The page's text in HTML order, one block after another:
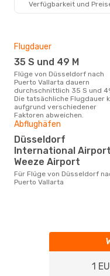
Verfügbarkeit und
Flugdauer
35 S und 49 M
Flüge von Düsseldorf nach
Puerto Vallarta dauern
durchschnittlich 35 S und
Die tatsächliche Flugdauer
aufgrund verschiedener
Faktoren abweichen.
Abflughäfen
Düsseldorf
International
Weeze Airport
Für Flüge von Düsseldorf nach
Puerto Vallarta
1